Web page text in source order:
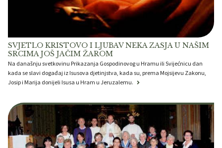
SVJETLO KRISTOVO I LJUBAV NEKA ZASJA U NAŠIM
SRCIMA JOŠ JAČIM ŽAROM
Na današnju svetkovinu Prikazanja Gospodinovog u Hramu ili Svijećnicu dan
kada se slavi događaj iz Isusova djetinjstva, kada su, prema Mojsijevu Zakonu,
Josip i Marija donijeli Isusa u Hram u Jeruzalemu.